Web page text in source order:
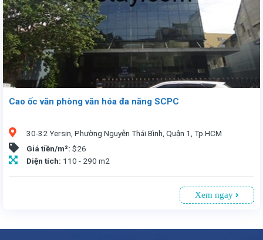
Cao ốc văn phòng văn hóa đa năng SCPC
30-32 Yersin, Phường Nguyễn Thái Bình, Quận 1, Tp.HCM
Giá tiền/m²: $26
Diện tích: 110 - 290 m2
Xem ngay